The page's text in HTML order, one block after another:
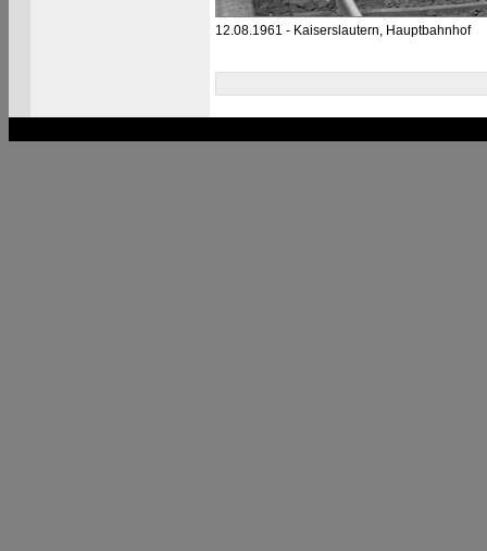
12.08.1961 - Kaiserslautern, Hauptbahnhof